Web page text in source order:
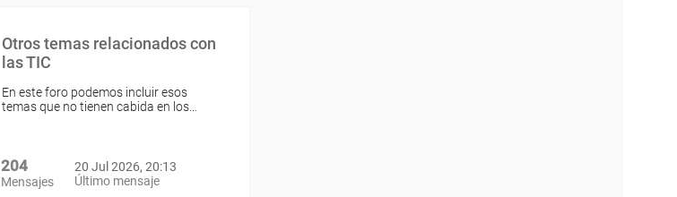
Otros temas relacionados con
las TIC
En este foro podemos incluir esos
temas que no tienen cabida en los…
204
Mensajes
20 Jul 2026, 20:13
Último mensaje